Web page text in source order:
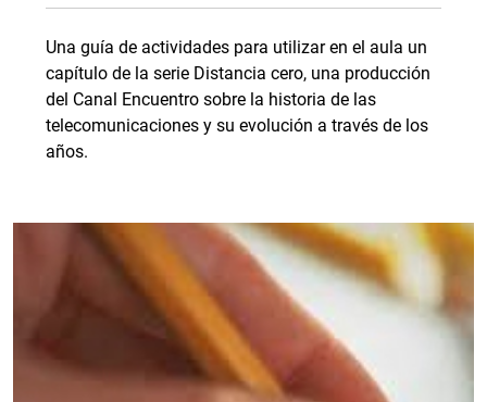
Una guía de actividades para utilizar en el aula un
capítulo de la serie Distancia cero, una producción
del Canal Encuentro sobre la historia de las
telecomunicaciones y su evolución a través de los
años.